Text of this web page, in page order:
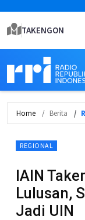
TAKENGON
Home Berita
REGIONAL
IAIN
Lulusan,
Jadi UIN